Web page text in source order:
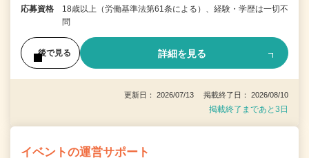
応募資格
18歳以上（労働基準法第61条による）、経験・学歴は一切不
問
後で見る 詳細を見る
更新日： 2026/07/13 掲載終了日： 2026/08/10
掲載終了まであと3日
イベントの運営サポート